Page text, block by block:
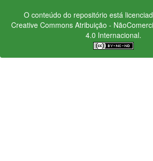
O conteúdo do repositório está
Creative CommonsAtribuição -
4.0 Internacional.